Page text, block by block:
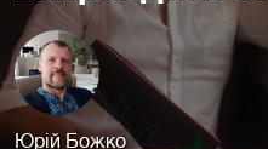
Юрій Божко